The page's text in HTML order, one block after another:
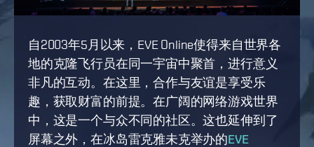
自2003年5月以来，EVE Online使得来自世界各
地的克隆飞行员在同一宇宙中聚首，进行意义
非凡的互动。在这里，合作与友谊是享受乐
趣，获取财富的前提。在广阔的网络游戏世界
中，这是一个与众不同的社区。这也延伸到了
屏幕之外，在冰岛雷克雅未克举办的EVE